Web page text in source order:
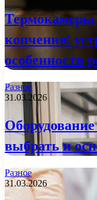
Термокамеры
копчения:
особенности
Разное
31.03.2026
выбрать и
Разное
31.03.2026